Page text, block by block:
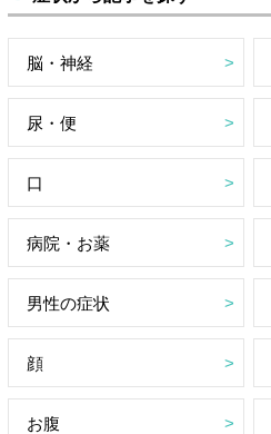
脳・神経
尿・便
口
病院・お薬
男性の症状
顔
お腹